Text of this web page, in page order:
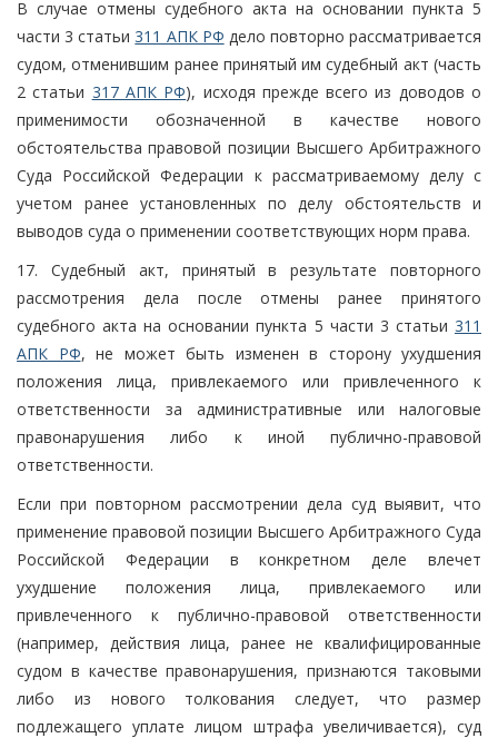
В случае отмены судебного акта на основании пункта 5
части 3 статьи311 АПК РФ дело повторно рассматривается
судом, отменившим ранее принятый им судебный акт (часть
2 статьи 317 АПК РФ), исходя прежде всего из доводов о
применимости обозначенной в качестве нового
обстоятельства правовой позиции Высшего Арбитражного
Суда Российской Федерации к рассматриваемому делу с
учетом ранее установленных по делу обстоятельств и
выводов суда о применении соответствующих норм права.
17. Судебный акт, принятый в результате повторного
рассмотрения дела после отмены ранее принятого
судебного акта на основании пункта 5 части 3 статьи 311
АПК РФ, не может быть изменен в сторону ухудшения
положения лица, привлекаемого или привлеченного к
ответственности за административные или налоговые
правонарушения либо к иной публично-правовой
ответственности.
Если при повторном рассмотрении дела суд выявит, что
применение правовой позиции Высшего Арбитражного Суда
Российской Федерации в конкретном деле влечет
ухудшение положения лица, привлекаемого или
привлеченного к публично-правовой ответственности
(например, действия лица, ранее не квалифицированные
судом в качестве правонарушения, признаются таковыми
либо из нового толкования следует, что размер
подлежащего уплате лицом штрафа увеличивается), суд